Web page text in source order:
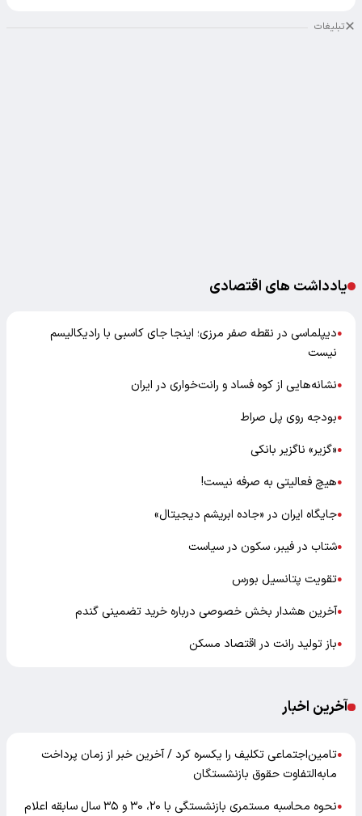
تبلیغات
یادداشت های اقتصادی
●دیپلماسی در نقطه صفر مرزی؛ اینجا جای کاسبی با رادیکالیسم
نیست
●نشانه‌هایی از کوه فساد و رانت‌خواری در ایران
●بودجه روی پل صراط
●«گزیر» ناگزیر بانکی
●هیچ فعالیتی به صرفه نیست!
●جایگاه ایران در «جاده ابریشم دیجیتال»
●شتاب در فیبر، سکون در سیاست
●تقویت پتانسیل بورس
●آخرین هشدار بخش خصوصی درباره خرید تضمینی گندم
●باز تولید رانت در اقتصاد مسکن
آخرین اخبار
●تامین‌اجتماعی تکلیف را یکسره کرد / آخرین خبر از زمان پرداخت
مابه‌التفاوت حقوق بازنشستگان
●
نحوه محاسبه مستمری بازنشستگی با ۲۰، ۳۰ و ۳۵ سال سابقه اعلام